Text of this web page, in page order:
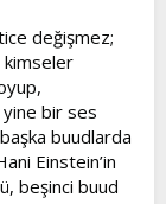
değişmez;
kimseler
bir ses
buudlarda
Einstein’in
beşinci buud